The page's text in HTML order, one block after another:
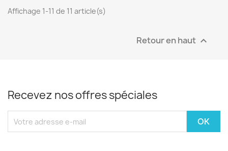
Affichage 1-11 de 11 article(s)
Retour en haut 
Recevez nos offres spéciales